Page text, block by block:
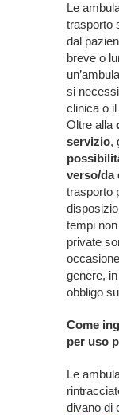
Le
trasporto
dal
breve o
si
clinica o
Oltre alla
servizio,
verso/da
trasporto
tempi
private
genere,
obbligo
Come
per uso
Le
divano di